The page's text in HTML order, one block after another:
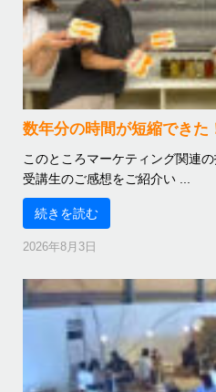
数年分の時間が短縮できた
このところマーケティング関連
受講生のご感想をご紹介い ...
続きを読む
2026年8月3日